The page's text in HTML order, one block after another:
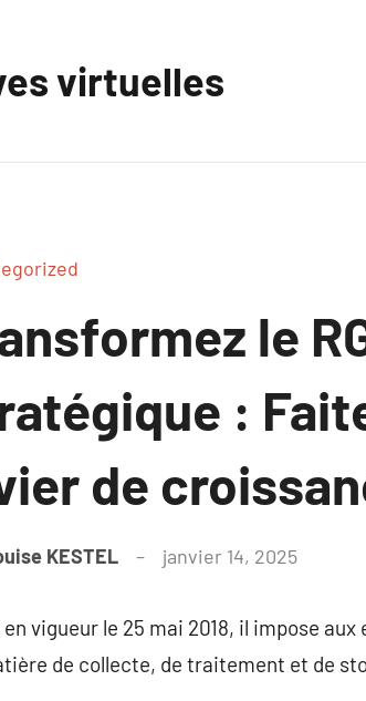
virtuelles
le
:
de
KESTEL janvier 14, 2025
vigueur le 25 mai 2018, il impose
de collecte, de traitement et de